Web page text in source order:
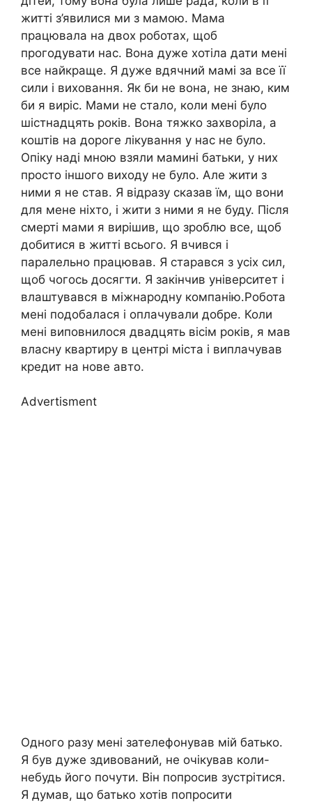
житті з’явилися ми з мамою. Мама
працювала на двох роботах, щоб
прогодувати нас. Вона дуже хотіла дати мені
все найкраще. Я дуже вдячний мамі за все її
сили і виховання. Як би не вона, не знаю, ким
би я виріс. Мами не стало, коли мені було
шістнадцять років. Вона тяжко захворіла, а
коштів на дороге лікування у нас не було.
Опіку наді мною взяли мамині батьки, у них
просто іншого виходу не було. Але жити з
ними я не став. Я відразу сказав їм, що вони
для мене ніхто, і жити з ними я не буду. Після
смерті мами я вирішив, що зроблю все, щоб
добитися в житті всього. Я вчився і
паралельно працював. Я старався з усіх сил,
щоб чогось досягти. Я закінчив університет і
влаштувався в міжнародну компанію.Робота
мені подобалася і оплачували добре. Коли
мені виповнилося двадцять вісім років, я мав
власну квартиру в центрі міста і виплачував
кредит на нове авто.
Advertisment
Одного разу мені зателефонував мій батько.
Я був дуже здивований, не очікував коли-
небудь його почути. Він попросив зустрітися.
Я думав, що батько хотів попросити